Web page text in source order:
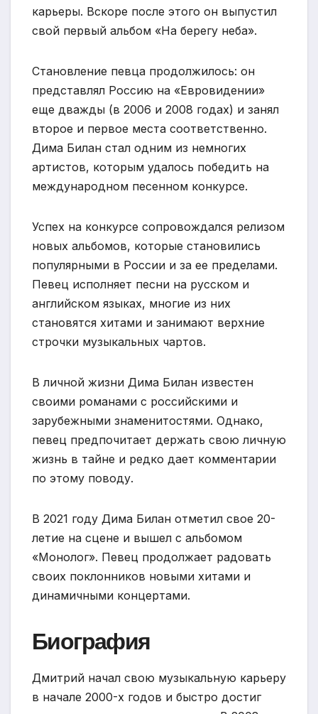
карьеры. Вскоре после этого он выпустил
свой первый альбом «На берегу неба».
Становление певца продолжилось: он
представлял Россию на «Евровидении»
еще дважды (в 2006 и 2008 годах) и занял
второе и первое места соответственно.
Дима Билан стал одним из немногих
артистов, которым удалось победить на
международном песенном конкурсе.
Успех на конкурсе сопровождался релизом
новых альбомов, которые становились
популярными в России и за ее пределами.
Певец исполняет песни на русском и
английском языках, многие из них
становятся хитами и занимают верхние
строчки музыкальных чартов.
В личной жизни Дима Билан известен
своими романами с российскими и
зарубежными знаменитостями. Однако,
певец предпочитает держать свою личную
жизнь в тайне и редко дает комментарии
по этому поводу.
В 2021 году Дима Билан отметил свое 20-
летие на сцене и вышел с альбомом
«Монолог». Певец продолжает радовать
своих поклонников новыми хитами и
динамичными концертами.
Биография
Дмитрий начал свою музыкальную карьеру
в начале 2000-х годов и быстро достиг